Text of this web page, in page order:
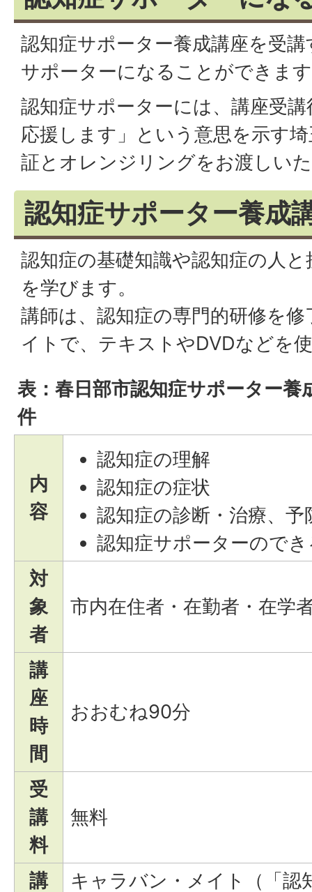
認知症サポーター養成講座を受
サポーターになることができま
認知症サポーターには、講座受
応援します」という意思を示す
証とオレンジリングをお渡しい
認知症サポーター養成
認知症の基礎知識や認知症の人
を学びます。
講師は、認知症の専門的研修を
イトで、テキストやDVDなどを
表：春日部市認知症サポーター養
件
内
容
認知症の理解
認知症の症状
認知症の診断・治療、予
認知症サポーターので
対
象
者
市内在住者・在勤者・在学
講
座
時
間
おおむね90分
受
講
料
無料
講 キャラバン・メイト（「認